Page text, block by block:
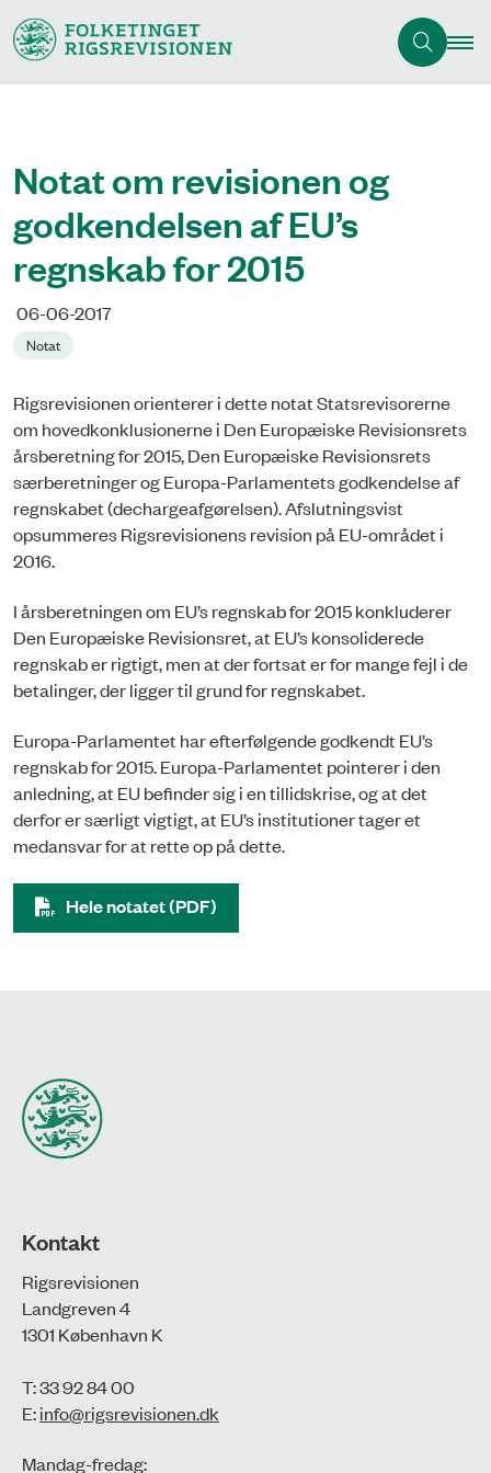
Notat om revisionen og
godkendelsen af EU’s
regnskab for 2015
06-06-2017
Notat
Rigsrevisionen orienterer i dette notat Statsrevisorerne
om hovedkonklusionerne i Den Europæiske Revisionsrets
årsberetning for 2015, Den Europæiske Revisionsrets
særberetninger og Europa-Parlamentets godkendelse af
regnskabet (dechargeafgørelsen). Afslutningsvist
opsummeres Rigsrevisionens revision på EU-området i
2016.
I årsberetningen om EU’s regnskab for 2015 konkluderer
Den Europæiske Revisionsret, at EU’s konsoliderede
regnskab er rigtigt, men at der fortsat er for mange fejl i de
betalinger, der ligger til grund for regnskabet.
Europa-Parlamentet har efterfølgende godkendt EU’s
regnskab for 2015. Europa-Parlamentet pointerer i den
anledning, at EU befinder sig i en tillidskrise, og at det
derfor er særligt vigtigt, at EU’s institutioner tager et
medansvar for at rette op på dette.
Hele notatet (PDF)
Kontakt
Rigsrevisionen
Landgreven 4
1301 København K
T: 33 92 84 00
E:info@rigsrevisionen.dk
Mandag-fredag: